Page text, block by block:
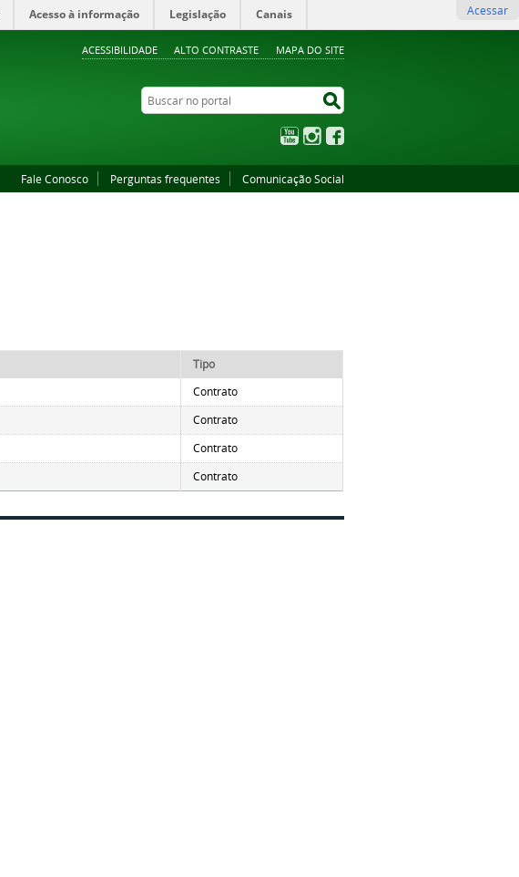
ACESSIBILIDADE ALTO CONTRASTE MAPA DO SITE
Acesso à informação Legislação Canais Acessar
Buscar no portal
YouTubeInstagram
Fale Conosco Perguntas frequentes Comunicação Social
Tipo
Contrato
Contrato
Contrato
Contrato